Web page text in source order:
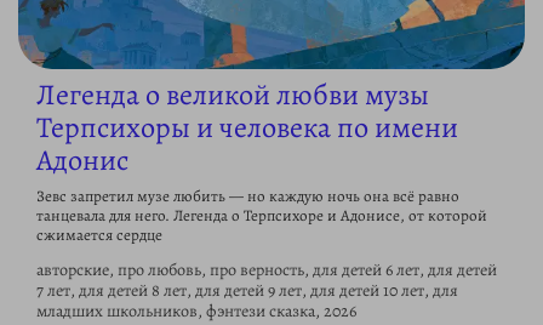
Легенда о великой любви музы
Терпсихоры и человека по имени
Адонис
Зевс запретил музе любить — но каждую ночь она всё равно
танцевала для него. Легенда о Терпсихоре и Адонисе, от которой
сжимается сердце
авторские, про любовь, про верность, для детей 6 лет, для детей
7 лет, для детей 8 лет, для детей 9 лет, для детей 10 лет, для
младших школьников, фэнтези сказка, 2026